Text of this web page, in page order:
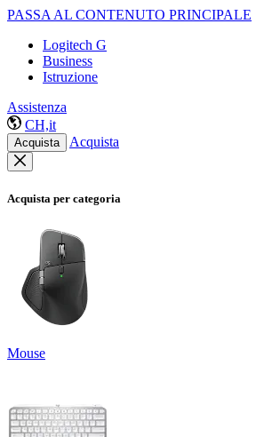
PASSA AL CONTENUTO PRINCIPALE
Logitech G
Business
Istruzione
Assistenza
CH,it
Acquista Acquista
Acquista per categoria
Mouse